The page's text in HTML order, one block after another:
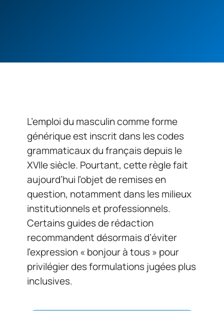
L’emploi du masculin comme forme
générique est inscrit dans les codes
grammaticaux du français depuis le
XVIIe siècle. Pourtant, cette règle fait
aujourd’hui l’objet de remises en
question, notamment dans les milieux
institutionnels et professionnels.
Certains guides de rédaction
recommandent désormais d’éviter
l’expression « bonjour à tous » pour
privilégier des formulations jugées plus
inclusives.